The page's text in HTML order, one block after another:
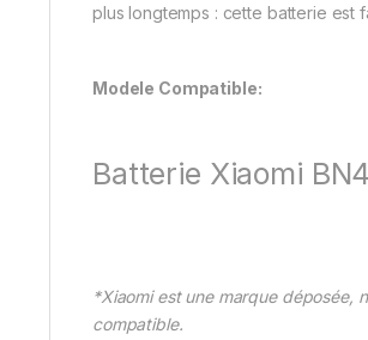
plus longtemps : cette batterie est
Modele Compatible:
Batterie Xiaomi
*Xiaomi est une marque déposée,
compatible.